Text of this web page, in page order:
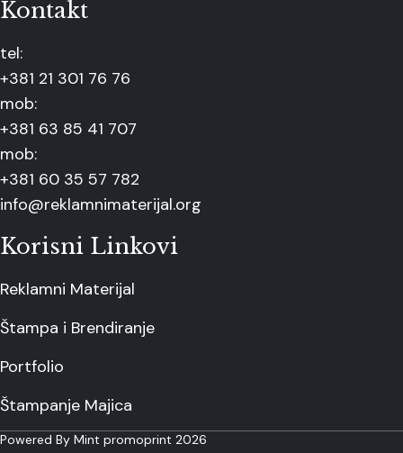
Kontakt
tel:
+381 21 301 76 76
mob:
+381 63 85 41 707
mob:
+381 60 35 57 782
info@reklamnimaterijal.org
Korisni Linkovi
Reklamni Materijal
Štampa i Brendiranje
Portfolio
Štampanje Majica
Powered By Mint promoprint 2026